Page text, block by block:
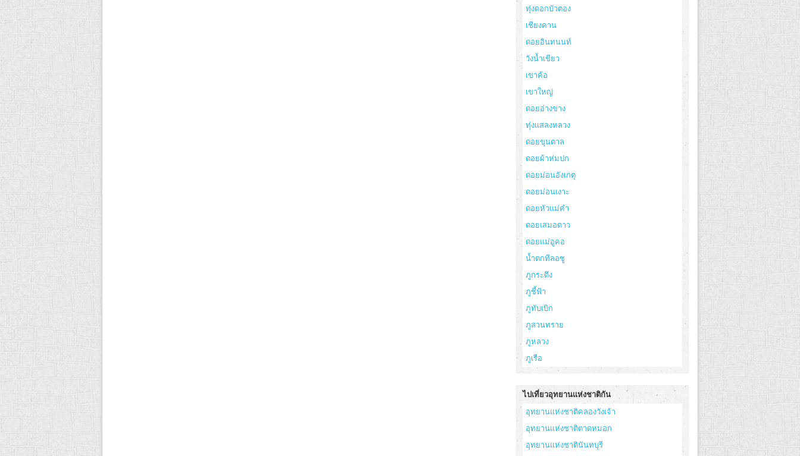
ทุ่งดอกบัวตอง
เชียงคาน
ดอยอินทนนท์
วังน้ำเขียว
เขาค้อ
เขาใหญ่
ดอยอ่างขาง
ทุ่งแสลงหลวง
ดอยขุนตาล
ดอยผ้าห่มปก
ดอยม่อนอังเกตุ
ดอยม่อนเงาะ
ดอยหัวแม่คำ
ดอยเสมอดาว
ดอยแม่อูคอ
น้ำตกทีลอซู
ภูกระดึง
ภูชี้ฟ้า
ภูทับเบิก
ภูสวนทราย
ภูหลวง
ภูเรือ
ไปเที่ยวอุทยานแห่งชาติกัน
อุทยานแห่งชาติคลองวังเจ้า
อุทยานแห่งชาติตาดหมอก
อุทยานแห่งชาตินันทบุรี